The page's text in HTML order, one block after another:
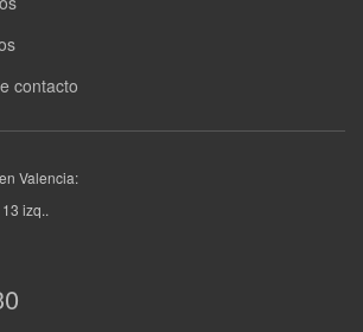
contacto
Valencia:
izq..